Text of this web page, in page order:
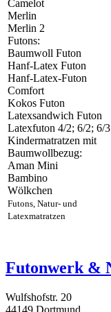
Camelot
Merlin
Merlin 2
Futons:
Baumwoll Futon
Hanf-Latex Futon
Hanf-Latex-Futon
Comfort
Kokos Futon
Latexsandwich Futon
Latexfuton 4/2; 6/2; 6/3
Kindermatratzen mit
Baumwollbezug:
Aman Mini
Bambino
Wölkchen
Futons, Natur- und
Latexmatratzen
Futonwerk &
Wulfshofstr. 20